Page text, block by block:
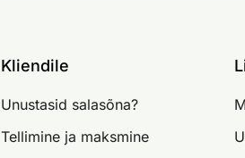
Kliendile
Unustasid salasõna?
Tellimine ja maksmine